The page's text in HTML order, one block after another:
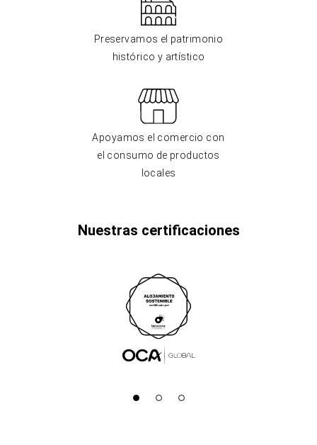
Preservamos el patrimonio
histórico y artístico
Apoyamos el comercio con
el consumo de productos
locales
Nuestras certificaciones